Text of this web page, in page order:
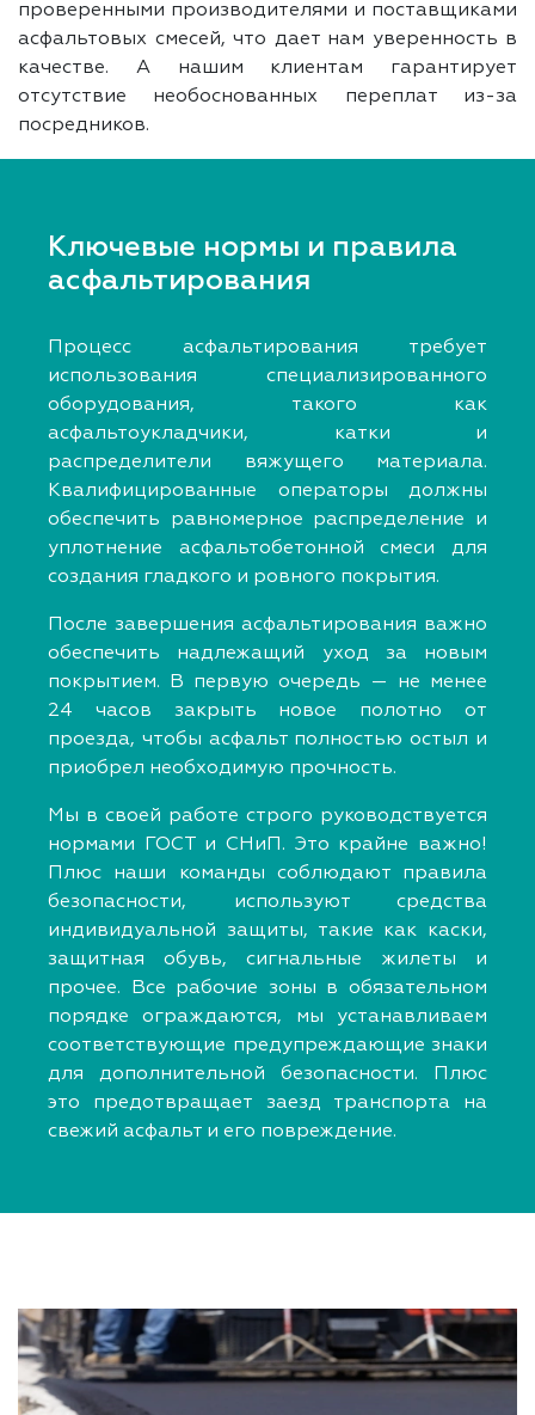
проверенными производителями и поставщиками
асфальтовых смесей, что дает нам уверенность в
качестве. А нашим клиентам гарантирует
отсутствие необоснованных переплат из-за
посредников.
Ключевые нормы и правила
асфальтирования
Процесс асфальтирования требует
использования специализированного
оборудования, такого как
асфальтоукладчики, катки и
распределители вяжущего материала.
Квалифицированные операторы должны
обеспечить равномерное распределение и
уплотнение асфальтобетонной смеси для
создания гладкого и ровного покрытия.
После завершения асфальтирования важно
обеспечить надлежащий уход за новым
покрытием. В первую очередь — не менее
24 часов закрыть новое полотно от
проезда, чтобы асфальт полностью остыл и
приобрел необходимую прочность.
Мы в своей работе строго руководствуется
нормами ГОСТ и СНиП. Это крайне важно!
Плюс наши команды соблюдают правила
безопасности, используют средства
индивидуальной защиты, такие как каски,
защитная обувь, сигнальные жилеты и
прочее. Все рабочие зоны в обязательном
порядке ограждаются, мы устанавливаем
соответствующие предупреждающие знаки
для дополнительной безопасности. Плюс
это предотвращает заезд транспорта на
свежий асфальт и его повреждение.